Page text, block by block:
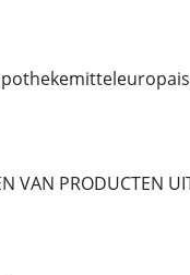
VAN PRODUCTEN